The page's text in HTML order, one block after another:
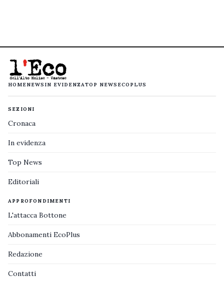
HOMENEWS IN EVIDENZATOP NEWS ECOPLUS
SEZIONI
Cronaca
In evidenza
Top News
Editoriali
APPROFONDIMENTI
L'attacca Bottone
Abbonamenti EcoPlus
Redazione
Contatti